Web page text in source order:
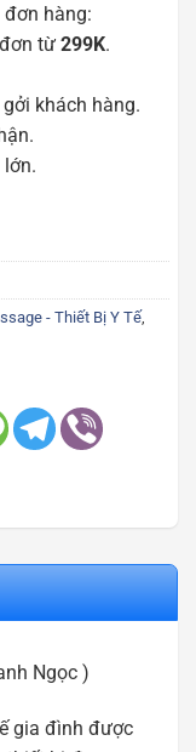
đơn hàng:
đơn từ299K.
khách hàng.
- Thiết Bị Y Tế,
Ngọc )
gia đình được